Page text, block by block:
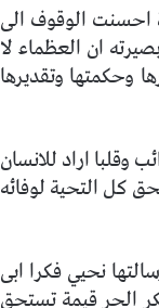
احسنت الوقوف الى
ان العظماء لا
وحكمتها وتقديرها
اراد للانسان
كل التحية لوفائه
نحيي فكرا ابى
الحر قيمة تستحق